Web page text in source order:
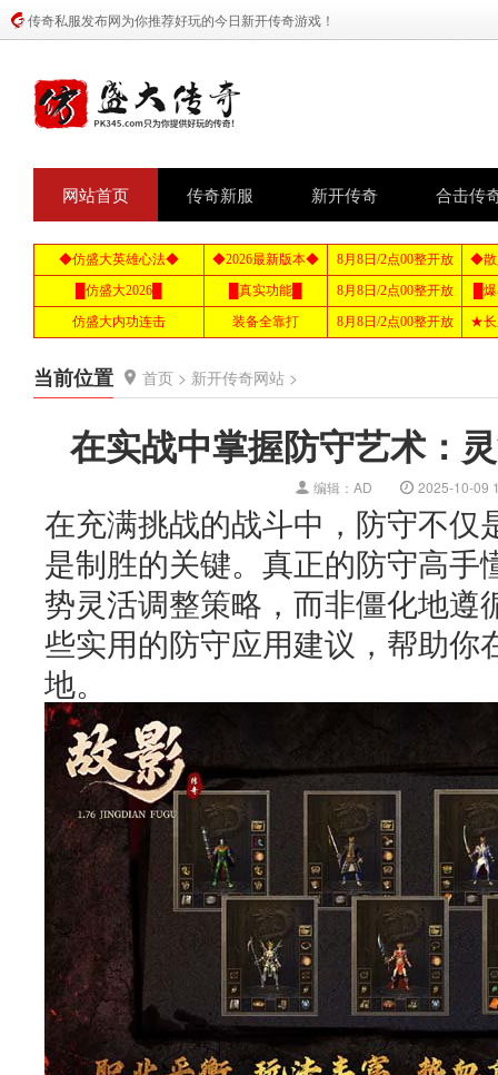
传奇私服发布网为你推荐好玩的今日新开传奇游戏！
网站首页 传奇新服 新开传奇 合击传
当前位置 首页 > 新开传奇网站 >
在实战中掌握防守艺术：
编辑：AD 2025-10-09
在充满挑战的战斗中，防守不仅
是制胜的关键。真正的防守高手
势灵活调整策略，而非僵化地遵
些实用的防守应用建议，帮助你
地。